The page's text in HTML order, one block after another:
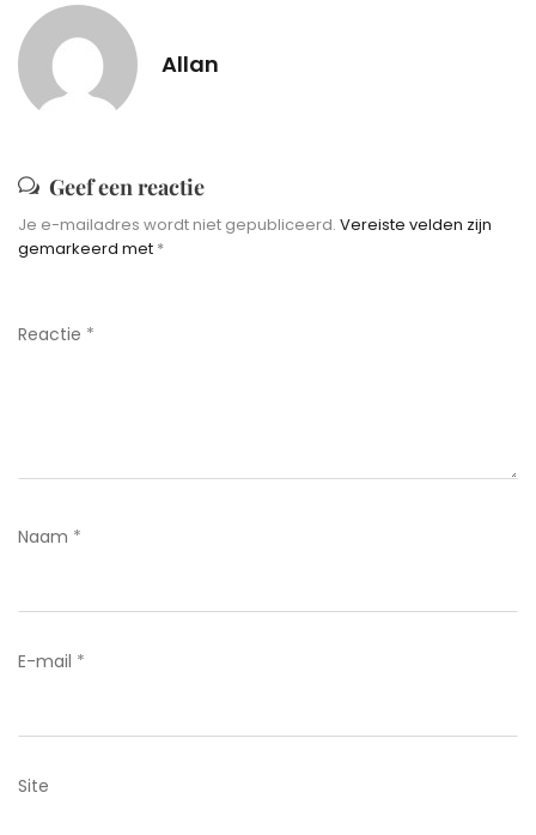
Allan
Geef een reactie
Je e-mailadres wordt niet gepubliceerd. Vereiste velden zijn
gemarkeerd met *
Reactie *
Naam *
E-mail *
Site